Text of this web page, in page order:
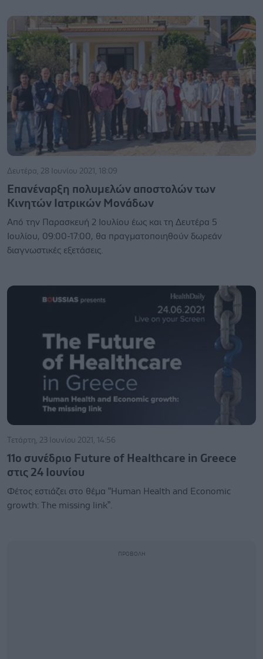
Δευτέρα, 28 Ιουνίου 2021, 18:09
Επανέναρξη πολυμελών αποστολών των
Κινητών Ιατρικών Μονάδων
Από την Παρασκευή 2 Ιουλίου έως και τη Δευτέρα 5
Ιουλίου, 09:00-17:00, θα πραγματοποιηθούν δωρεάν
διαγνωστικές εξετάσεις.
Τετάρτη, 23 Ιουνίου 2021, 14:56
11ο συνέδριο Future of Healthcare in Greece
στις 24 Ιουνίου
Φέτος εστιάζει στο θέμα “Human Health and Economic
growth: The missing link”.